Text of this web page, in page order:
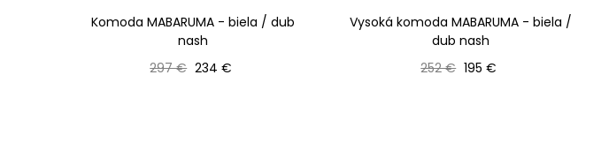
Komoda MABARUMA - biela / dub
nash
Bežná cena
297 € Cena
234 €
Vysoká komoda MABARUMA - biela /
dub nash
Bežná cena
252 € Cena
195 €